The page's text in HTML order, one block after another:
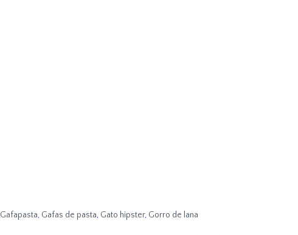
Gafapasta, Gafas de pasta, Gato hipster, Gorro de lana